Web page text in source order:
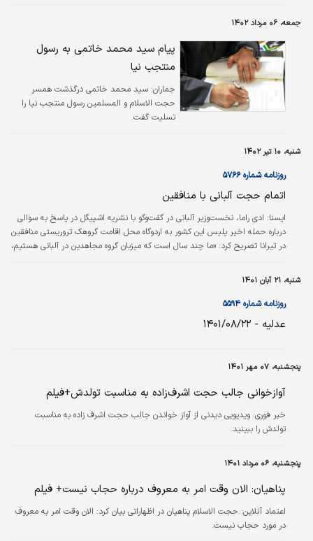
جمعه، ۰۶ مرداد ۱۴۰۲
پیام سید محمد خاتمی به رسول
منتجب نیا
جماران: سید محمد خاتمی درگذشت همسر
حجت الاسلام و المسلمین رسول منتجب نیا را
تسلیت گفت.
شنبه، ۱۰ تیر ۱۴۰۲
روزنامه شماره ۵۷۶۶
اتمام حجت آلبانی با منافقین
ایسنا: ادی راما، نخست‌وزیر آلبانی در گفت‏‏‌وگو با نشریه اشپیگل در پاسخ به سوالی
درباره حمله اخیر پلیس این کشور به اردوگاه محل اقامت گروهک تروریستی منافقین
در تیرانا تصریح کرد: «ما چند سال است که میزبان گروه مجاهدین در آلبانی هستیم،
بارها این توافق را نقض کرده‏‏‌اند.» وی تاکید کرد که آلبانی هیچ تمایلی برای قرار
گرفتن در موضع تقابل با ایران ندارد. آلبانی هیچ‏‏‌کسی را که از میزبانی ما سوءاستفاده
کرده باشد، نمی‏‏‌پذیرد.
شنبه، ۲۱ آبان ۱۴۰۱
روزنامه شماره ۵۵۹۴
عدلیه - ۱۴۰۱/۰۸/۲۲
پنجشنبه، ۰۷ مهر ۱۴۰۱
آوازخوانی جالب حجت اشرف‌زاده به مناسبت تولدش+فیلم
خبر فوری: ویدیویی دیدنی از آواز خواندن جالب حجت اشرف زاده به مناسبت
تولدش را ببینید.
پنجشنبه، ۰۶ مرداد ۱۴۰۱
پناهیان: الان وقت امر به معروف درباره حجاب نیست+ فیلم
اعتماد آنلاین: حجت الاسلام پناهیان در اظهاراتی بیان کرد: الان وقت امر به معروف
در مورد حجاب نیست.